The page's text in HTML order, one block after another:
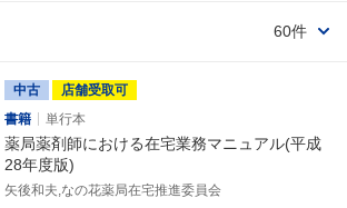
60件
中古
店舗受取可
書籍
単行本
薬局薬剤師における在宅業務マニュアル(平成
28年度版)
矢後和夫,なの花薬局在宅推進委員会